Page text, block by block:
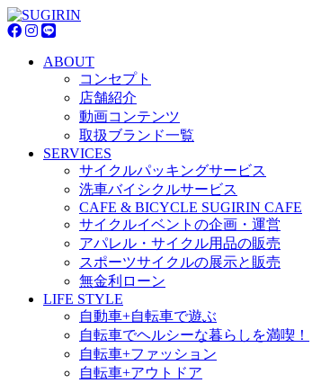
ABOUT
コンセプト
店舗紹介
動画コンテンツ
取扱ブランド一覧
SERVICES
サイクルパッキングサービス
洗車バイシクルサービス
CAFE & BICYCLE SUGIRIN CAFE
サイクルイベントの企画・運営
アパレル・サイクル用品の販売
スポーツサイクルの展示と販売
無金利ローン
LIFE STYLE
自動車+自転車で遊ぶ
自転車でヘルシーな暮らしを満喫！
自転車+ファッション
自転車+アウトドア